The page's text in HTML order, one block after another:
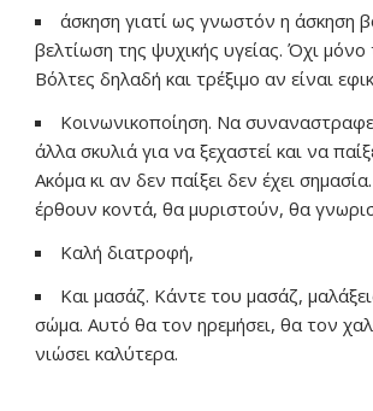
άσκηση γιατί ως γνωστόν η άσκηση
βελτίωση της ψυχικής υγείας. Όχι μόνο
Βόλτες δηλαδή και τρέξιμο αν είναι
Κοινωνικοποίηση. Να
άλλα σκυλιά για να ξεχαστεί και να
Ακόμα κι αν δεν παίξει δεν έχει
έρθουν κοντά, θα μυριστούν, θα
Καλή διατροφή,
Και μασάζ. Κάντε του μασάζ,
σώμα. Αυτό θα τον ηρεμήσει, θα τον
νιώσει καλύτερα.